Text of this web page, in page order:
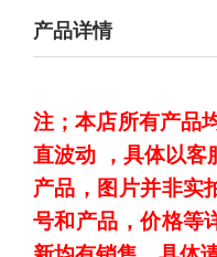
产品详情
注；本店所有产品
直波动 ，具体以客
产品，图片并非实
号和产品，价格等